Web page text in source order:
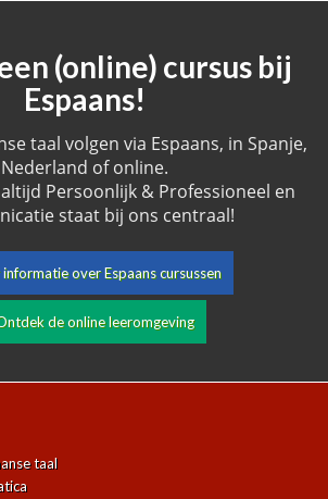
(online) cursus bij
Espaans!
taal volgen via Espaans, in Spanje,
Nederland of online.
Persoonlijk & Professioneel en
staat bij ons centraal!
over Espaans cursussen
de online leeromgeving
taal